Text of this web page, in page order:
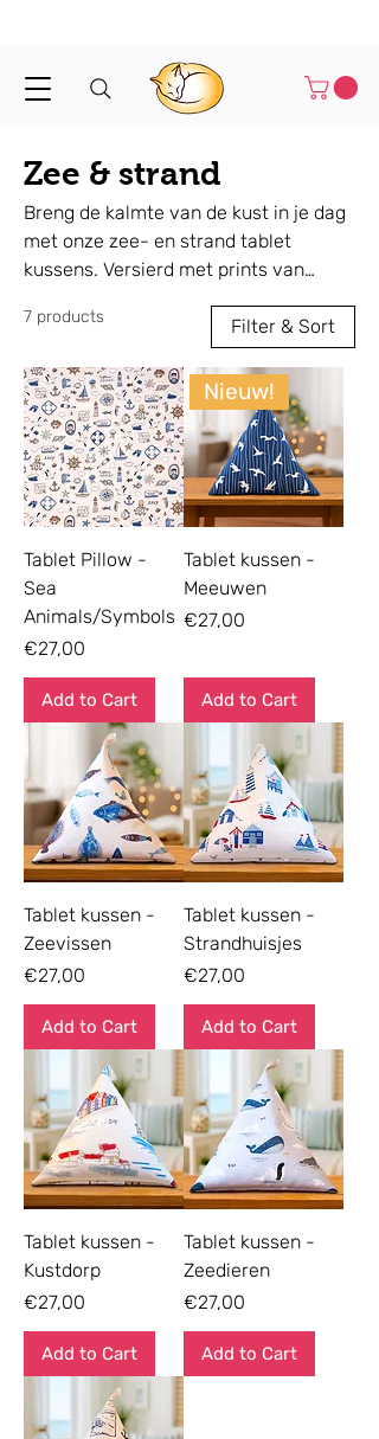
Zee & strand
Breng de kalmte van de kust in je dag
met onze zee- en strand tablet
kussens. Versierd met prints van
oceaanscènes, zijn deze
handgemaakte kussens perfect voor
iedereen die van de kust houdt.
Lichtgewicht en comfortabel, ideaal
voor lezen, streamen of wegdromen
bij het idee van zoute lucht en
zomerse dagen. Of je nu een cadeau
zoekt voor een strandliefhebber of
jezelf verwent – er is altijd een Lapcat
voor elke ziel die van de kust houdt.
7 products Filter & Sort
Tablet Pillow -
Sea
Animals/Symbols
Price
€27,00
Add to Cart
Nieuw!
Tablet kussen -
Meeuwen
Price
€27,00
Add to Cart
Tablet kussen -
Zeevissen
Price
€27,00
Add to Cart
Tablet kussen -
Strandhuisjes
Price
€27,00
Add to Cart
Tablet kussen -
Kustdorp
Price
€27,00
Add to Cart
Tablet kussen -
Zeedieren
Price
€27,00
Add to Cart